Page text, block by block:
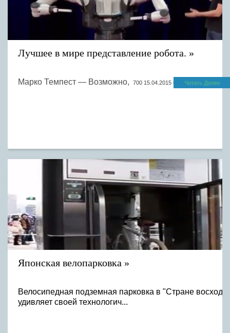
Лучшее в мире представление робота.
Марко Темпест — Возможно, 700 15.04.2015 0 Читать Далее
Японская велопарковка
Велосипедная подземная парковка в "Стране
удивляет своей технологич...